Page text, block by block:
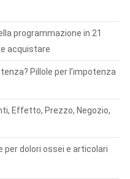
programmazione in 21
acquistare
Pillole per l’impotenza
Effetto, Prezzo, Negozio,
per dolori ossei e articolari